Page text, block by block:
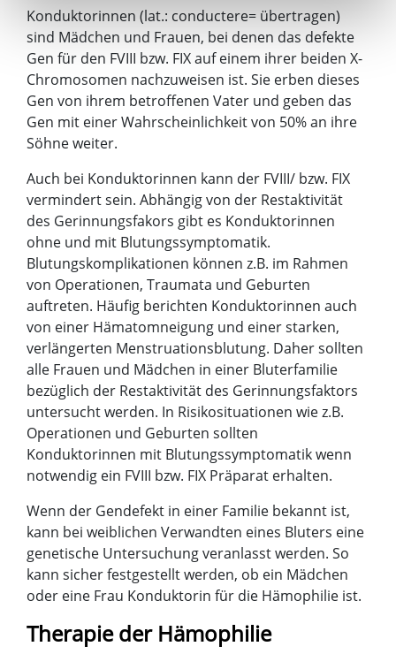
Konduktorinnen (lat.: conductere= übertragen)
sind Mädchen und Frauen, bei denen das defekte
Gen für den FVIII bzw. FIX auf einem ihrer beiden X-
Chromosomen nachzuweisen ist. Sie erben dieses
Gen von ihrem betroffenen Vater und geben das
Gen mit einer Wahrscheinlichkeit von 50% an ihre
Söhne weiter.
Auch bei Konduktorinnen kann der FVIII/ bzw. FIX
vermindert sein. Abhängig von der Restaktivität
des Gerinnungsfakors gibt es Konduktorinnen
ohne und mit Blutungssymptomatik.
Blutungskomplikationen können z.B. im Rahmen
von Operationen, Traumata und Geburten
auftreten. Häufig berichten Konduktorinnen auch
von einer Hämatomneigung und einer starken,
verlängerten Menstruationsblutung. Daher sollten
alle Frauen und Mädchen in einer Bluterfamilie
bezüglich der Restaktivität des Gerinnungsfaktors
untersucht werden. In Risikosituationen wie z.B.
Operationen und Geburten sollten
Konduktorinnen mit Blutungssymptomatik wenn
notwendig ein FVIII bzw. FIX Präparat erhalten.
Wenn der Gendefekt in einer Familie bekannt ist,
kann bei weiblichen Verwandten eines Bluters eine
genetische Untersuchung veranlasst werden. So
kann sicher festgestellt werden, ob ein Mädchen
oder eine Frau Konduktorin für die Hämophilie ist.
Therapie der Hämophilie